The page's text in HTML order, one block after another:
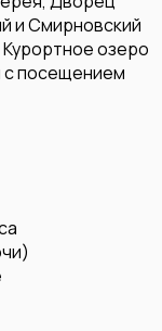
и Смирновский
озеро
с посещением